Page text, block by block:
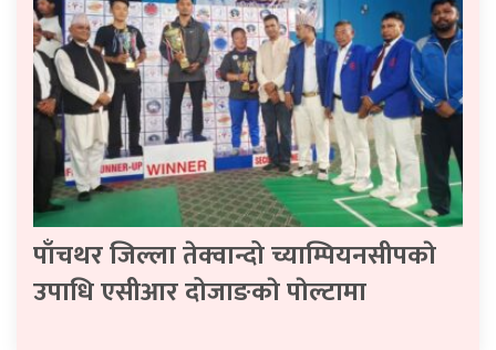
पाँचथर जिल्ला तेक्वान्दो च्याम्पियनसीपकाे
उपाधि एसीआर दोजाङकाे पाेल्टामा